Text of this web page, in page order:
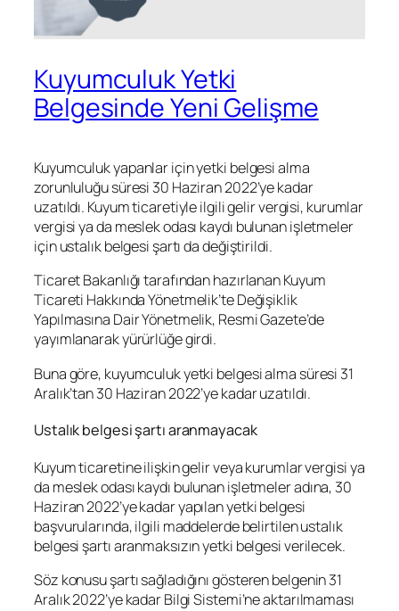
Kuyumculuk Yetki
Belgesinde Yeni Gelişme
Kuyumculuk yapanlar için yetki belgesi alma
zorunluluğu süresi 30 Haziran 2022’ye kadar
uzatıldı. Kuyum ticaretiyle ilgili gelir vergisi, kurumlar
vergisi ya da meslek odası kaydı bulunan işletmeler
için ustalık belgesi şartı da değiştirildi.
Ticaret Bakanlığı tarafından hazırlanan Kuyum
Ticareti Hakkında Yönetmelik’te Değişiklik
Yapılmasına Dair Yönetmelik, Resmi Gazete’de
yayımlanarak yürürlüğe girdi.
Buna göre, kuyumculuk yetki belgesi alma süresi 31
Aralık’tan 30 Haziran 2022’ye kadar uzatıldı.
Ustalık belgesi şartı aranmayacak
Kuyum ticaretine ilişkin gelir veya kurumlar vergisi ya
da meslek odası kaydı bulunan işletmeler adına, 30
Haziran 2022’ye kadar yapılan yetki belgesi
başvurularında, ilgili maddelerde belirtilen ustalık
belgesi şartı aranmaksızın yetki belgesi verilecek.
Söz konusu şartı sağladığını gösteren belgenin 31
Aralık 2022’ye kadar Bilgi Sistemi’ne aktarılmaması